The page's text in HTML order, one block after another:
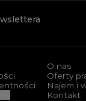
O nas
Oferty
Najem i
Kontakt